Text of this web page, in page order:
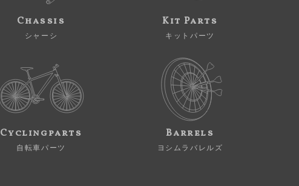
Chassis
シャーシ
Kit Parts
キットパーツ
Cyclingparts
自転車パーツ
Barrels
ヨシムラバレルズ